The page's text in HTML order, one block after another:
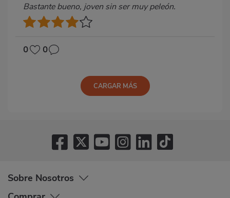
Bastante bueno, joven sin ser muy peleón.
0 0
CARGAR MÁS
Sobre Nosotros